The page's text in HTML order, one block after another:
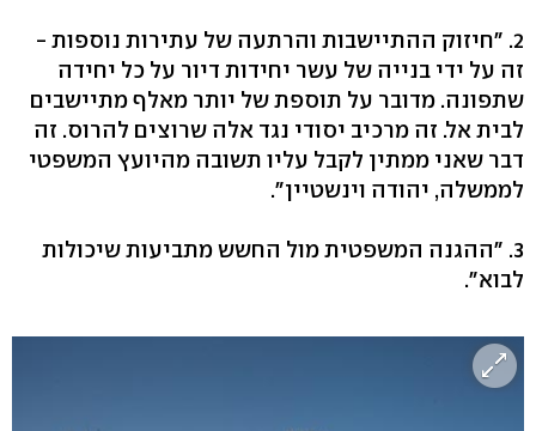
2. "חיזוק ההתיישבות והרתעה של עתירות נוספות -
זה על ידי בנייה של עשר יחידות דיור על כל יחידה
שתפונה. מדובר על תוספת של יותר מאלף מתיישבים
לבית אל. זה מרכיב יסודי נגד אלה שרוצים להרוס. זה
דבר שאני ממתין לקבל עליו תשובה מהיועץ המשפטי
לממשלה, יהודה וינשטיין".
3. "ההגנה המשפטית מול החשש מתביעות שיכולות
לבוא".